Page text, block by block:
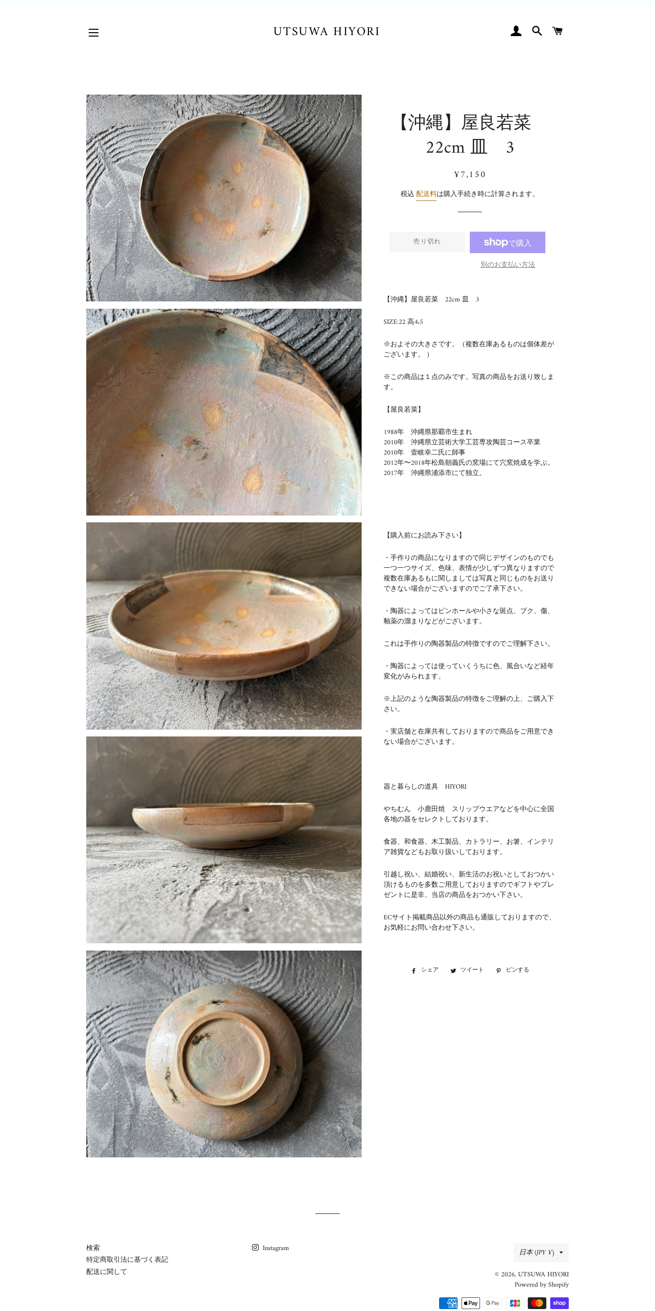
UTSUWA HIYORI ログイン検索
【沖縄】屋良若菜
22cm 皿 3
通
価
販
価
¥7,150
税込配送料は購入手続き時に計算されます。
売り切れ
別のお支払い方法
【沖縄】屋良若菜 22cm 皿 3
SIZE:22 高4.5
※およその大きさです。（複数在庫あるものは個体差が
ございます。 ）
※この商品は１点のみです。写真の商品をお送り致しま
す。
【屋良若菜】
1988年 沖縄県那覇市生まれ
2010年 沖縄県立芸術大学工芸専攻陶芸コース卒業
2010年 壹岐幸二氏に師事
2012年〜2018年松島朝義氏の窯場にて穴窯焼成を学ぶ。
2017年 沖縄県浦添市にて独立。
【購入前にお読み下さい】
・手作りの商品になりますので同じデザインのものでも
一つ一つサイズ、色味、表情が少しずつ異なりますので
複数在庫あるもに関しましては写真と同じものをお送り
できない場合がございますのでご了承下さい。
・陶器によってはピンホールや小さな斑点、ブク、傷、
釉薬の溜まりなどがございます。
これは手作りの陶器製品の特徴ですのでご理解下さい。
・陶器によっては使っていくうちに色、風合いなど経年
変化がみられます。
※上記のような陶器製品の特徴をご理解の上、ご購入下
さい。
・実店舗と在庫共有しておりますので商品をご用意でき
ない場合がございます。
器と暮らしの道具 HIYORI
やちむん 小鹿田焼 スリップウエアなどを中心に全国
各地の器をセレクトしております。
食器、和食器、木工製品、カトラリー、お箸、インテリ
ア雑貨などもお取り扱いしております。
引越し祝い、結婚祝い、新生活のお祝いとしておつかい
頂けるものを多数ご用意しておりますのでギフトやプレ
ゼントに是非、当店の商品をおつかい下さい。
ECサイト掲載商品以外の商品も通販しておりますので、
お気軽にお問い合わせ下さい。
シェア
Facebookツイート
Twitter ピンする
検索
特定商取引法に基づく表記
配送に関して
Instagram 国/
地
域
日本 (JPY ¥)
© 2026, UTSUWA HIYORI
Powered by Shopify
決